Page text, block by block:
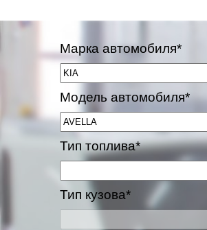
Марка автомобиля*
Модель автомобиля*
Тип топлива*
Тип кузова*